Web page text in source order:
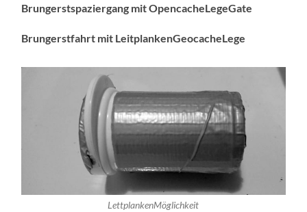
Brungerstspaziergang mit OpencacheLegeGate
Brungerstfahrt mit LeitplankenGeocacheLege
LettplankenMöglichkeit